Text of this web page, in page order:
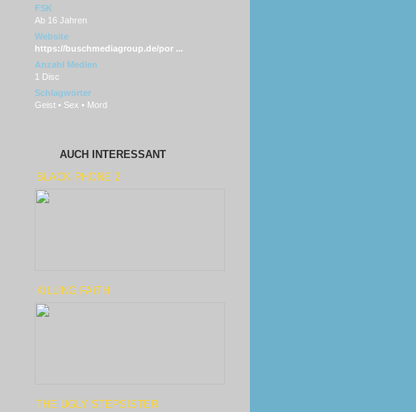
FSK
Ab 16 Jahren
Website
https://buschmediagroup.de/por ...
Anzahl Medien
1 Disc
Schlagwörter
Geist • Sex • Mord
AUCH INTERESSANT
BLACK PHONE 2
KILLING FAITH
THE UGLY STEPSISTER